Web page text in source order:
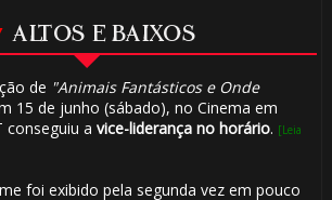
ALTOS E BAIXOS
de "Animais Fantásticos e Onde
15 de junho (sábado), no Cinema em
conseguiu a vice-liderança no horário. [Leia
foi exibido pela segunda vez em pouco